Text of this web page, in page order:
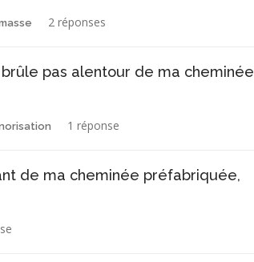
2 réponses
pas alentour de ma cheminée
1 réponse
de ma cheminée préfabriquée,